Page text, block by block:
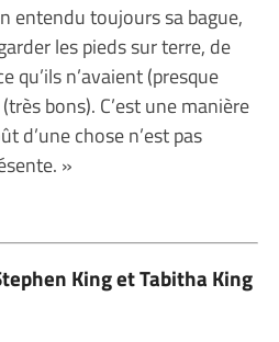
entendu toujours sa bague,
les pieds sur terre, de
qu’ils n’avaient (presque
bons). C’est une manière
d’une chose n’est pas
»
King et Tabitha King